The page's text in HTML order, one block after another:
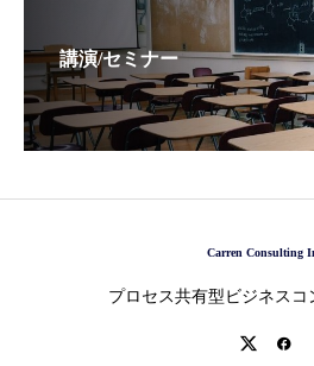
講演/セミナー
Carren Consulting
プロセス共有型ビジネスコ